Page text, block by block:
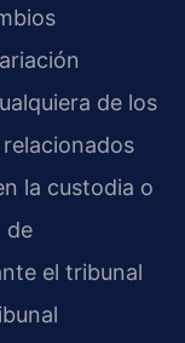
de los
la custodia o
de
el tribunal